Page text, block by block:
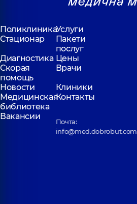
ПоликлиникаУслуги
Стационар
Пакети
послуг
Диагностика Цены
Скорая
помощь
Врачи
Новости
Клиники
Медицинская
библиотека
Контакты
Вакансии
Почта:
info@med.dobrobut.com